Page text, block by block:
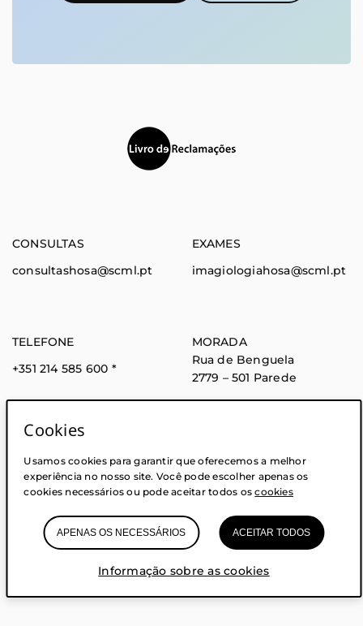
Cookies
Usamos cookies para garantir que oferecemos a melhor
experiência no nosso site. Você pode escolher apenas os
cookies necessários ou pode aceitar todos oscookies
APENAS OS NECESSÁRIOS ACEITAR TODOS
Informação sobre as cookies
(abre em nova janela)
CONSULTAS
consultashosa@scml.pt
EXAMES
imagiologiahosa@scml.pt
TELEFONE
+351 214 585 600 *
nacional
MORADA
Rua de Benguela
2779 – 501 Parede
Acessibilidade Informação legal Informação útil
(abre em nova janela)